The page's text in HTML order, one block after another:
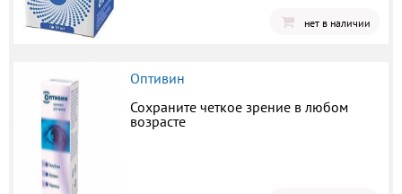
нет в наличии
Оптивин
Сохраните четкое зрение в любом
возрасте